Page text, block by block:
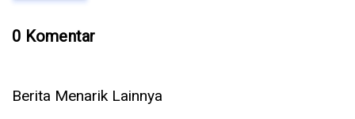
0 Komentar
Berita Menarik Lainnya